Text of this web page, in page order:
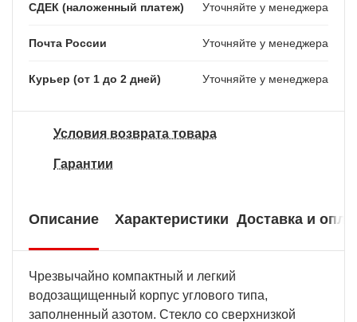
СДЕК (наложенный платеж) Уточняйте у менеджера
Почта России Уточняйте у менеджера
Курьер (от 1 до 2 дней) Уточняйте у менеджера
Условия возврата товара
Гарантии
Описание Характеристики Доставка и
Чрезвычайно компактный и легкий
водозащищенный корпус углового типа,
заполненный азотом. Стекло со сверхнизкой